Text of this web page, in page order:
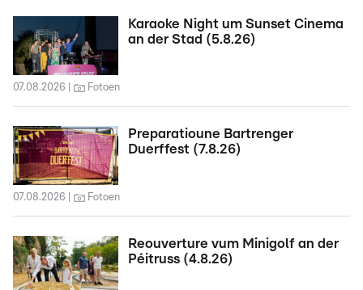
Karaoke Night um Sunset Cinema
an der Stad (5.8.26)
07.08.2026 Fotoen
Preparatioune Bartrenger
Duerffest (7.8.26)
07.08.2026 Fotoen
Reouverture vum Minigolf an der
Péitruss (4.8.26)